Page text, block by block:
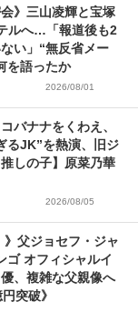
》三山凌輝と宝塚
ルへ…「報道後も2
い」“無反省メー
を語ったか
2026/08/01
バナナをくわえ、
るJK”を熱演、旧ジ
しの子】原菜乃華
2026/08/05
》父ジョセフ・ジャ
ゴ オフィシャルイ
、複雑な父親像へ
突破》